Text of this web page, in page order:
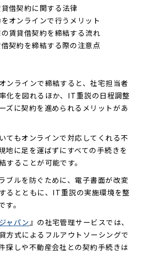
借契約に関する法律
オンラインで行うメリット
賃貸借契約を締結する流れ
契約を締結する際の注意点
ンラインで締結すると、社宅担当者
化を図れるほか、IT重説の日程調整
ズに契約を進められるメリットがあ
てもオンラインで対応してくれる不
地に足を運ばずにすべての手続きを
することが可能です。
ブルを防ぐために、電子書面が改変
るとともに、IT重説の実施環境を整
。
ャパン 』の社宅管理サービスでは、
方式によるフルアウトソーシングで
探しや不動産会社との契約手続きは